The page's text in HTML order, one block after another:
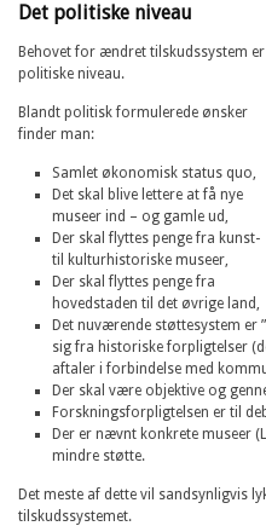
Det politiske niveau
Behovet for ændret tilskudssystem
politiske niveau.
Blandt politisk formulerede ønsker
finder man:
Samlet økonomisk status quo,
Det skal blive lettere at få nye
museer ind – og gamle ud,
Der skal flyttes penge fra kunst-
til kulturhistoriske museer,
Der skal flyttes penge fra
hovedstaden til det øvrige land,
Det nuværende støttesystem er
sig fra historiske forpligtelser
aftaler i forbindelse med
Der skal være objektive og
Forskningsforpligtelsen er til
Der er nævnt konkrete museer
mindre støtte.
Det meste af dette vil sandsynligvis
tilskudssystemet.